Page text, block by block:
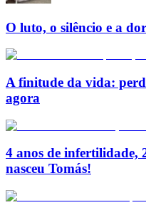
O luto, o silêncio e a
A finitude da vida:
agora
4 anos de infertilidade,
nasceu Tomás!